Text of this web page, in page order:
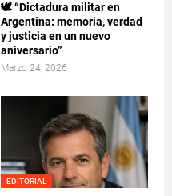
🕊️ “Dictadura militar en
Argentina: memoria, verdad
y justicia en un nuevo
aniversario”
Marzo 24, 2026
EDITORIAL